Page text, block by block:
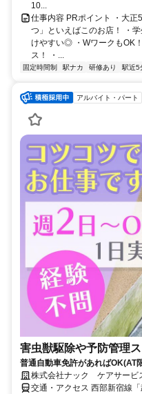
10...
仕事内容 PRポイント ・大
つ」といえばこのお店！ ・
けやすい◎ ・WワークもOK
ス！ ・...
固定時間制 駅ナカ 研修あり 駅近5
アルバイト・パート
害虫獣駆除や予防管理
普通自動車免許があればOK(AT
株式会社ナック ケアサービ
交通・アクセス 西部新宿線